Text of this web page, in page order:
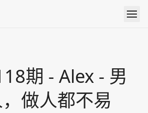
期 - Alex - 男
做人都不易